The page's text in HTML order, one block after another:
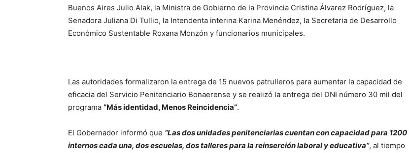
Buenos Aires Julio Alak, la Ministra de Gobierno de la Provincia Cristina Álvarez Rodríguez, la
Senadora Juliana Di Tullio, la Intendenta interina Karina Menéndez, la Secretaria de Desarrollo
Económico Sustentable Roxana Monzón y funcionarios municipales.
Las autoridades formalizaron la entrega de 15 nuevos patrulleros para aumentar la capacidad de
eficacia del Servicio Penitenciario Bonaerense y se realizó la entrega del DNI número 30 mil del
programa “Más identidad, Menos Reincidencia”.
El Gobernador informó que “Las dos unidades penitenciarias cuentan con capacidad para 1200
internos cada una, dos escuelas, dos talleres para la reinserción laboral y educativa”, al tiempo